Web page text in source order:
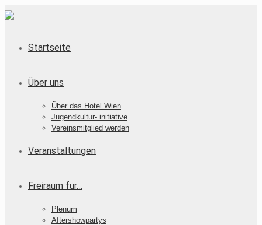
Startseite
Über uns
Über das Hotel Wien
Jugendkultur- initiative
Vereinsmitglied werden
Veranstaltungen
Freiraum für…
Plenum
Aftershowpartys